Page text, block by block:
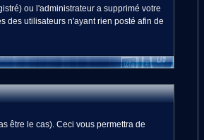
ou l'administrateur a supprimé votre
des utilisateurs n'ayant rien posté afin de
être le cas). Ceci vous permettra de